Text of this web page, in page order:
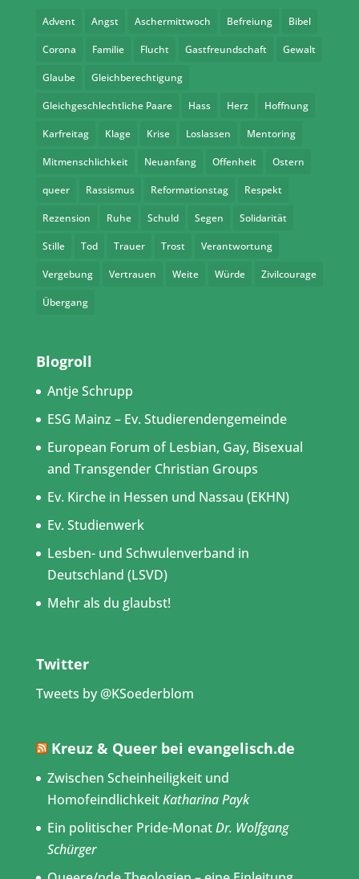
Advent Angst Aschermittwoch Befreiung Bibel
Corona Familie Flucht Gastfreundschaft Gewalt
Glaube Gleichberechtigung
Gleichgeschlechtliche Paare Hass Herz Hoffnung
Karfreitag Klage Krise Loslassen Mentoring
Mitmenschlichkeit Neuanfang Offenheit Ostern
queer Rassismus Reformationstag Respekt
Rezension Ruhe Schuld Segen Solidarität
Stille Tod Trauer Trost Verantwortung
Vergebung Vertrauen Weite Würde Zivilcourage
Übergang
Blogroll
Antje Schrupp
ESG Mainz – Ev. Studierendengemeinde
European Forum of Lesbian, Gay, Bisexual
and Transgender Christian Groups
Ev. Kirche in Hessen und Nassau (EKHN)
Ev. Studienwerk
Lesben- und Schwulenverband in
Deutschland (LSVD)
Mehr als du glaubst!
Twitter
Tweets by @KSoederblom
Kreuz & Queer bei evangelisch.de
Zwischen Scheinheiligkeit und
HomofeindlichkeitKatharina Payk
Ein politischer Pride-MonatDr. Wolfgang
Schürger